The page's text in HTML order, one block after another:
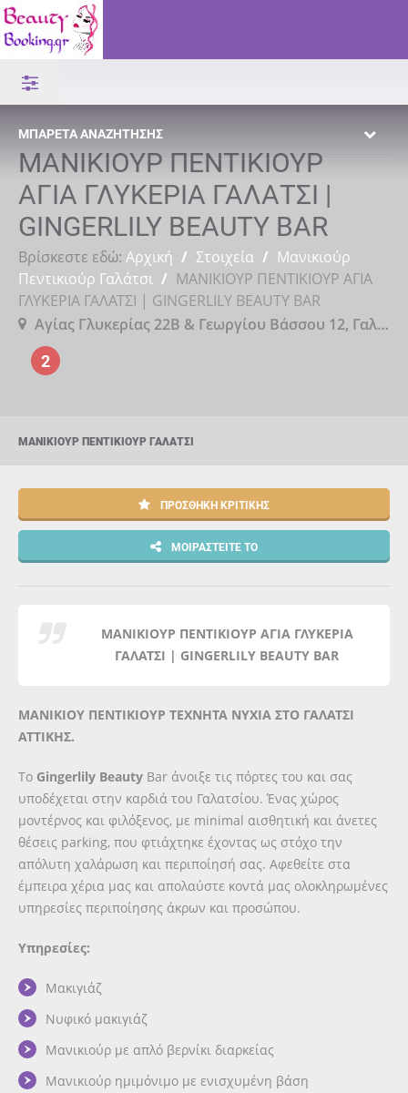
ΜΠΑΡΈΤΑ ΑΝΑΖΉΤΗΣΗΣ
ΜΑΝΙΚΙΟΥΡ ΠΕΝΤΙΚΙΟΥΡ
ΑΓΙΑ ΓΛΥΚΕΡΙΑ ΓΑΛΑΤΣΙ |
GINGERLILY BEAUTY BAR
Βρίσκεστε εδώ: Αρχική / Στοιχεία / Μανικιούρ
Πεντικιούρ Γαλάτσι / ΜΑΝΙΚΙΟΥΡ ΠΕΝΤΙΚΙΟΥΡ ΑΓΙΑ
ΓΛΥΚΕΡΙΑ ΓΑΛΑΤΣΙ | GINGERLILY BEAUTY BAR
Αγίας Γλυκερίας 22Β & Γεωργίου Βάσσου 12, Γαλάτσι, Νομός Αττικής, 11146
2
ΜΑΝΙΚΙΟΎΡ ΠΕΝΤΙΚΙΟΎΡ ΓΑΛΆΤΣΙ
ΠΡΟΣΘΉΚΗ ΚΡΙΤΙΚΉΣ
ΜΟΙΡΑΣΤΕΊΤΕ ΤΟ
ΜΑΝΙΚΙΟΥΡ ΠΕΝΤΙΚΙΟΥΡ ΑΓΙΑ ΓΛΥΚΕΡΙΑ
ΓΑΛΑΤΣΙ | GINGERLILY BEAUTY BAR
ΜΑΝΙΚΙΟΥ ΠΕΝΤΙΚΙΟΥΡ ΤΕΧΝΗΤΑ ΝΥΧΙΑ ΣΤΟ ΓΑΛΑΤΣΙ
ΑΤΤΙΚΗΣ.
Tο Gingerlily Beauty Bar άνοιξε τις πόρτες του και σας
υποδέχεται στην καρδιά του Γαλατσίου. Ένας χώρος
μοντέρνος και φιλόξενος, με minimal αισθητική και άνετες
θέσεις parking, που φτιάχτηκε έχοντας ως στόχο την
απόλυτη χαλάρωση και περιποίησή σας. Αφεθείτε στα
έμπειρα χέρια μας και απολαύστε κοντά μας ολοκληρωμένες
υπηρεσίες περιποίησης άκρων και προσώπου.
Υπηρεσίες:
Μακιγιάζ
Νυφικό μακιγιάζ
Μανικιούρ με απλό βερνίκι διαρκείας
Μανικιούρ ημιμόνιμο με ενισχυμένη βάση